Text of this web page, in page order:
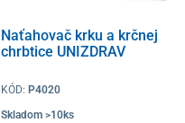
Naťahovač krku a krčnej
chrbtice UNIZDRAV
KÓD:P4020
Skladom >10ks